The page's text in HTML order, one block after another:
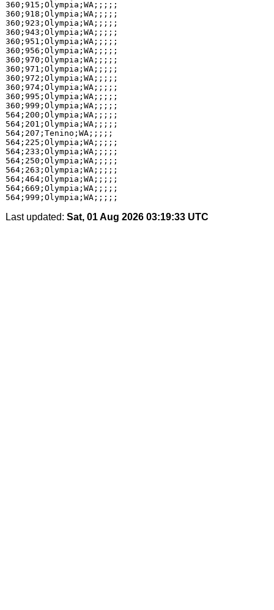
360;915;Olympia;WA;;;;;
360;918;Olympia;WA;;;;;
360;923;Olympia;WA;;;;;
360;943;Olympia;WA;;;;;
360;951;Olympia;WA;;;;;
360;956;Olympia;WA;;;;;
360;970;Olympia;WA;;;;;
360;971;Olympia;WA;;;;;
360;972;Olympia;WA;;;;;
360;974;Olympia;WA;;;;;
360;995;Olympia;WA;;;;;
360;999;Olympia;WA;;;;;
564;200;Olympia;WA;;;;;
564;201;Olympia;WA;;;;;
564;207;Tenino;WA;;;;;
564;225;Olympia;WA;;;;;
564;233;Olympia;WA;;;;;
564;250;Olympia;WA;;;;;
564;263;Olympia;WA;;;;;
564;464;Olympia;WA;;;;;
564;669;Olympia;WA;;;;;
Last updated: Sat, 01 Aug 2026 03:19:33 UTC